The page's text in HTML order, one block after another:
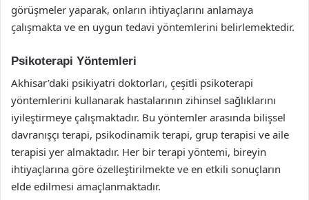
görüşmeler yaparak, onların ihtiyaçlarını anlamaya
çalışmakta ve en uygun tedavi yöntemlerini belirlemektedir.
Psikoterapi Yöntemleri
Akhisar’daki psikiyatri doktorları, çeşitli psikoterapi
yöntemlerini kullanarak hastalarının zihinsel sağlıklarını
iyileştirmeye çalışmaktadır. Bu yöntemler arasında bilişsel
davranışçı terapi, psikodinamik terapi, grup terapisi ve aile
terapisi yer almaktadır. Her bir terapi yöntemi, bireyin
ihtiyaçlarına göre özelleştirilmekte ve en etkili sonuçların
elde edilmesi amaçlanmaktadır.